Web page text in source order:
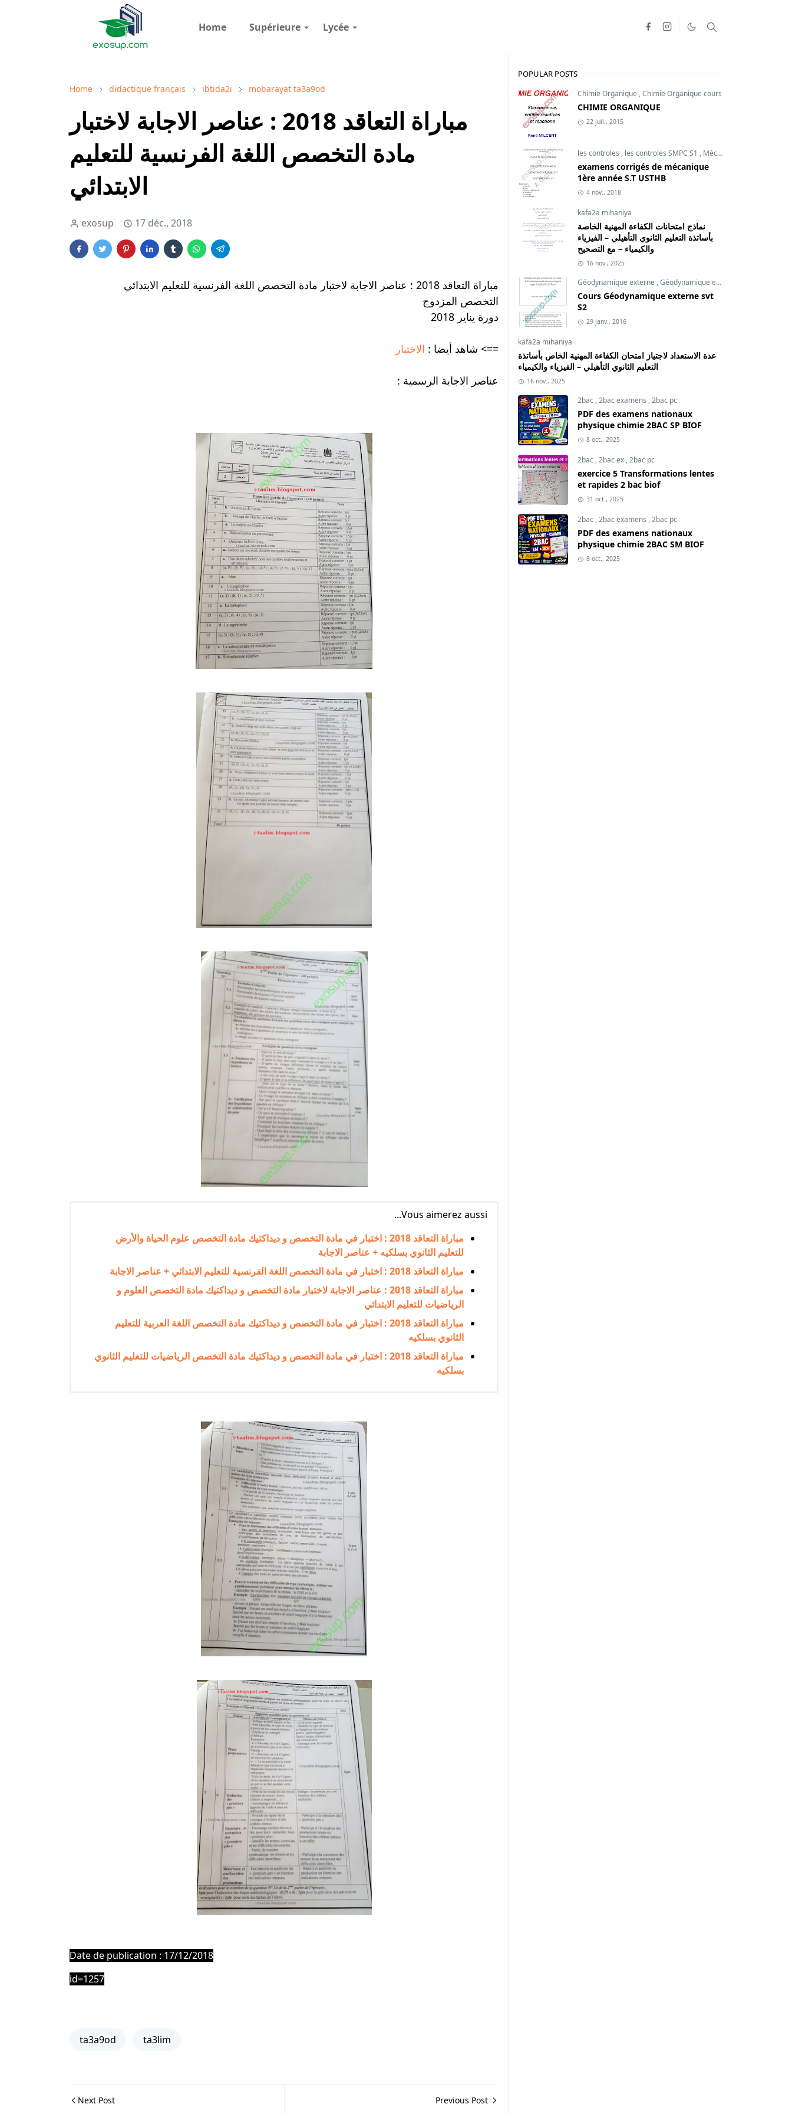
Home Supérieure Lycée
Home didactique français ibtida2i mobarayat ta3a9od
مباراة التعاقد 2018 : عناصر الاجابة لاختبار
مادة التخصص اللغة الفرنسية للتعليم
الابتدائي
exosup 17 déc., 2018
مباراة التعاقد 2018 : عناصر الاجابة لاختبار مادة التخصص اللغة الفرنسية للتعليم الابتدائي
التخصص المزدوج
دورة يناير 2018
==> شاهد أيضا : الاختبار
عناصر الاجابة الرسمية :
Vous aimerez aussi...
مباراة التعاقد 2018 : اختبار في مادة التخصص و ديداكتيك مادة التخصص علوم الحياة والأرض
للتعليم الثانوي بسلكيه + عناصر الاجابة
مباراة التعاقد 2018 : اختبار في مادة التخصص اللغة الفرنسية للتعليم الابتدائي + عناصر الاجابة
مباراة التعاقد 2018 : عناصر الاجابة لاختبار مادة التخصص و ديداكتيك مادة التخصص العلوم و
الرياضيات للتعليم الابتدائي
مباراة التعاقد 2018 : اختبار في مادة التخصص و ديداكتيك مادة التخصص اللغة العربية للتعليم
الثانوي بسلكيه
مباراة التعاقد 2018 : اختبار في مادة التخصص و ديداكتيك مادة التخصص الرياضيات للتعليم الثانوي
بسلكيه
Date de publication : 17/12/2018
id=1257
ta3a9od ta3lim
Next Post Previous Post
POPULAR POSTS
Chimie Organique ,Chimie Organique cours
CHIMIE ORGANIQUE
22 juil., 2015
les controles , les controles SMPC S1 , Mécanique du point
examens corrigés de mécanique
1ère année S.T USTHB
4 nov., 2018
kafa2a mihaniya
نماذج امتحانات الكفاءة المهنية الخاصة
بأساتذة التعليم الثانوي التأهيلي – الفيزياء
والكيمياء – مع التصحيح
16 nov., 2025
Géodynamique externe ,Géodynamique externe cours
Cours Géodynamique externe svt
S2
29 janv., 2016
kafa2a mihaniya
عدة الاستعداد لاجتياز امتحان الكفاءة المهنية الخاص بأساتذة
التعليم الثانوي التأهيلي – الفيزياء والكيمياء
16 nov., 2025
2bac,2bac examens ,2bac pc
PDF des examens nationaux
physique chimie 2BAC SP BIOF
8 oct., 2025
2bac,2bac ex,2bac pc
exercice 5 Transformations lentes
et rapides 2 bac biof
31 oct., 2025
2bac,2bac examens ,2bac pc
PDF des examens nationaux
physique chimie 2BAC SM BIOF
8 oct., 2025